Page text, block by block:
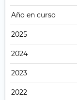
Año en curso
2025
2024
2023
2022